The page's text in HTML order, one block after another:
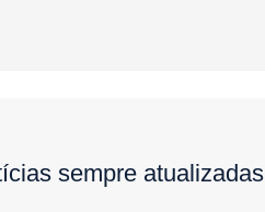
sempre atualizadas